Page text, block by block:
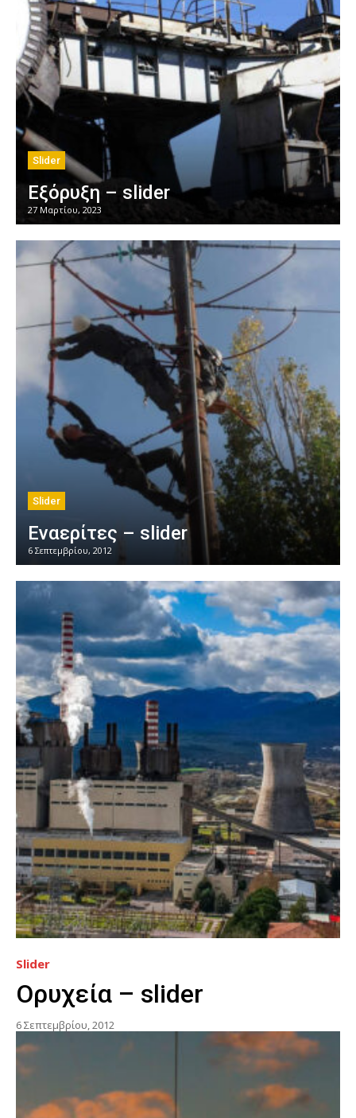
Slider
Εξόρυξη – slider
27 Μαρτίου, 2023
Slider
Εναερίτες – slider
6 Σεπτεμβρίου, 2012
Slider
Ορυχεία – slider
6 Σεπτεμβρίου, 2012